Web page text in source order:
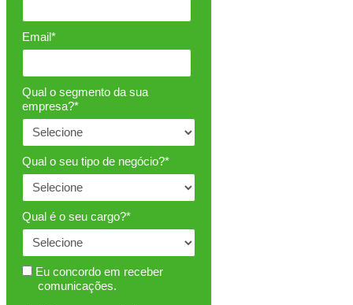
Email*
Qual o segmento da sua
empresa?*
Qual o seu tipo de negócio?*
Qual é o seu cargo?*
Eu concordo em receber
comunicações.